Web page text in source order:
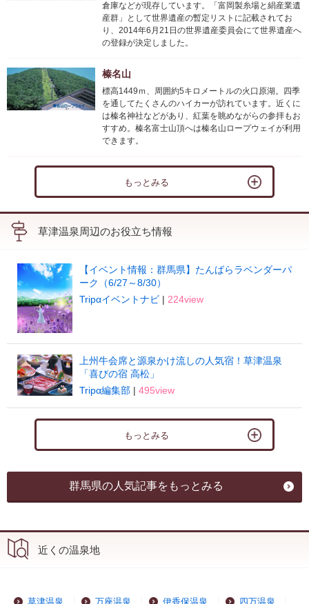
倉庫などが現存しています。「富岡製糸場と絹産業遺
産群」として世界遺産の暫定リストに記載されてお
り、2014年6月21日の世界遺産委員会にて世界遺産へ
の登録が決定しました。
榛名山
標高1449ｍ、周囲約5キロメートルの火口原湖。四季
を通してたくさんのハイカーが訪れています。近くに
は榛名神社などがあり、紅葉を眺めながらの参拝もお
すすめ。榛名富士山頂へは榛名山ロープウェイが利用
できます。
もっとみる
草津温泉周辺のお役立ち情報
【イベント情報：群馬県】たんばらラベンダーパ
ーク（6/27～8/30）
Tripαイベントナビ| 224view
上州牛会席と源泉かけ流しの人気宿！草津温泉
「喜びの宿 高松」
Tripα編集部| 495view
もっとみる
群馬県の人気記事をもっとみる
近くの温泉地
草津温泉 万座温泉 伊香保温泉 四万温泉